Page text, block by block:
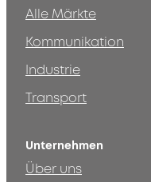
Alle Märkte
Kommunikation
Industrie
Transport
Unternehmen
Über uns